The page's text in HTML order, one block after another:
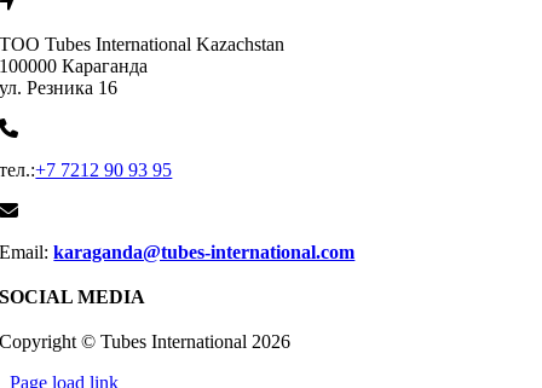
ТОО Tubes International Kazachstan
100000 Караганда
ул. Резника 16
тел.:+7 7212 90 93 95
Email:karaganda@tubes-international.com
SOCIAL MEDIA
Copyright © Tubes International 2026
Page load link